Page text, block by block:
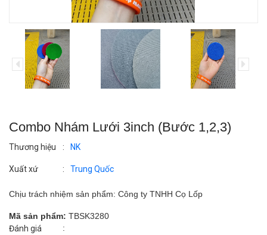
Combo Nhám Lưới 3inch (Bước 1,2,3)
Thương hiệu : NK
Xuất xứ : Trung Quốc
Chịu trách nhiệm sản phẩm: Công ty TNHH Cọ Lốp
Mã sản phẩm: TBSK3280
Đánh giá
: